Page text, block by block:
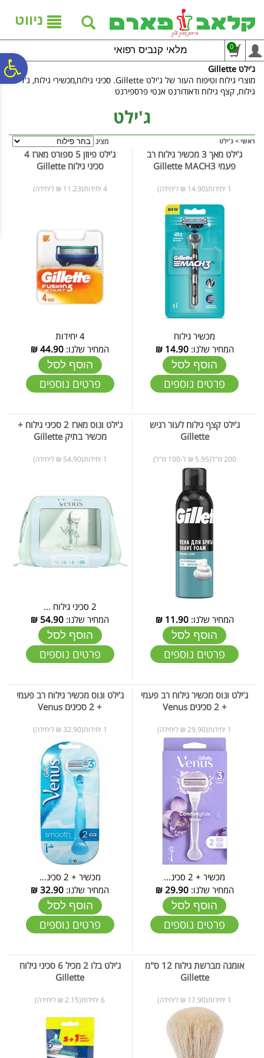
נגישות
אתר
המרכזי
ניווט
מלאי קנביס רפואי 0
ג'ילט Gillette
מוצרי גילוח וטיפוח העור של ג'ילט Gillette. סכיני גילוח,מכשירי גילוח, ג'ל
גילוח, קצף גילוח ודאודורנט אנטי פרספירנט
ג'ילט
ראשי > ג'ילט מציג
ג'ילט מאך 3 מכשיר גילוח רב
פעמי Gillette MACH3
1 יחידות(14.90 ₪ ליחידה)
מכשיר גילוח
המחיר שלנו:14.90
₪
הוסף לסל
פרטים נוספים
ג'ילט פיוזן 5 ספורט מארז 4
סכיני גילוח Gillette
4 יחידות(11.23 ₪ ליחידה)
4 יחידות
המחיר שלנו: 44.90
₪
הוסף לסל
פרטים נוספים
ג'ילט קצף גילוח לעור רגיש
Gillette
200 מ"ל(5.95 ₪ ל-100 מ"ל)
המחיר שלנו:11.90
₪
הוסף לסל
פרטים נוספים
ג'ילט ונוס מארז 2 סכיני גילוח +
מכשיר בתיק Gillette
1 יחידות(54.90 ₪ ליחידה)
2 סכיני גילוח ...
המחיר שלנו: 54.90
₪
הוסף לסל
פרטים נוספים
ג'ילט ונוס מכשיר גילוח רב פעמי
+ 2 סכינים Venus
1 יחידות(29.90 ₪ ליחידה)
מכשיר + 2 סכינ...
המחיר שלנו:29.90
₪
הוסף לסל
פרטים נוספים
ג'ילט ונוס מכשיר גילוח רב פעמי
+ 2 סכינים Venus
1 יחידות(32.90 ₪ ליחידה)
מכשיר + 2 סכינ...
המחיר שלנו: 32.90
₪
הוסף לסל
פרטים נוספים
אומגה מברשת גילוח 12 ס"מ
Gillette
1 יחידות(17.90 ₪ ליחידה)
ג'ילט בלו 2 מכיל 6 סכיני גילוח
Gillette
6 יחידות(2.15 ₪ ליחידה)